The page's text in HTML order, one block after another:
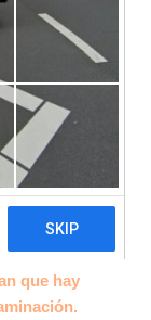
vez más y
obras que
que hay